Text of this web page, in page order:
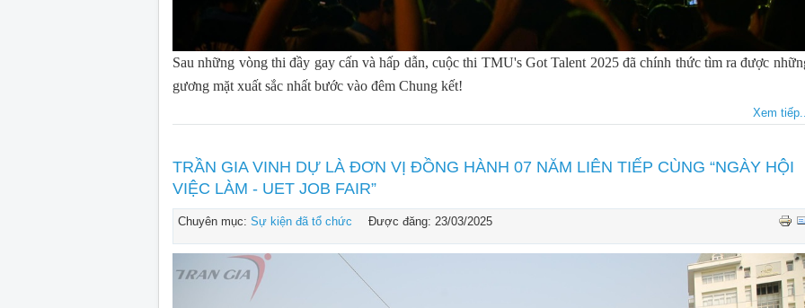
Sau những vòng thi đầy gay cấn và hấp dẫn, cuộc thi TMU's Got Talent 2025 đã chính thức tìm ra được
gương mặt xuất sắc nhất bước vào đêm Chung kết!
Xem
TRẦN GIA VINH DỰ LÀ ĐƠN VỊ ĐỒNG HÀNH 07 NĂM LIÊN TIẾP CÙNG “NGÀY HỘI
VIỆC LÀM - UET JOB FAIR”
Chuyên mục: Sự kiện đã tổ chức Được đăng: 23/03/2025